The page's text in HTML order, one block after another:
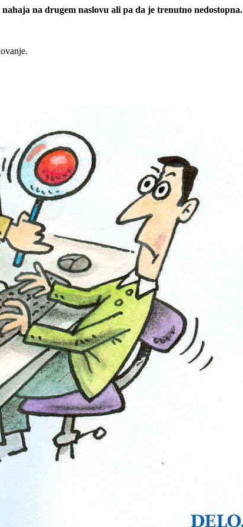
na drugem naslovu ali pa da je trenutno nedostopna.